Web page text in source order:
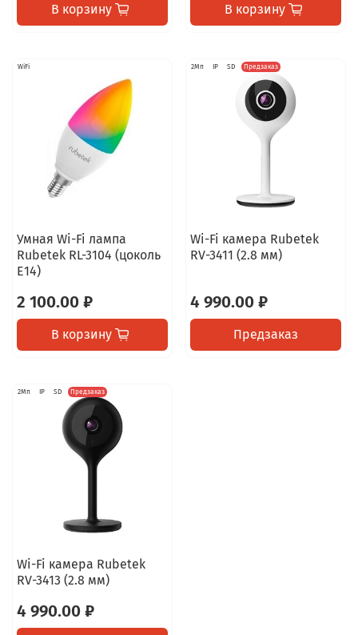
В корзину В корзину
WiFi
Умная Wi-Fi лампа
Rubetek RL-3104 (цоколь
Е14)
2 100.00 ₽
В корзину
2Мп IP SD Предзаказ
Wi-Fi камера Rubetek
RV-3411 (2.8 мм)
4 990.00 ₽
Предзаказ
2Мп IP SD Предзаказ
Wi-Fi камера Rubetek
RV-3413 (2.8 мм)
4 990.00 ₽